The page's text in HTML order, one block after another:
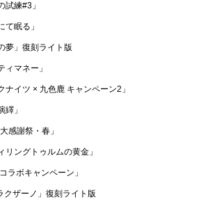
試練#3」
て眠る」
夢」復刻ライト版
ィマネー」
ナイツ × 九色鹿 キャンペーン2」
」
感謝祭・春」
リングトゥルムの黄金」
ラボキャンペーン」
クザーノ」復刻ライト版